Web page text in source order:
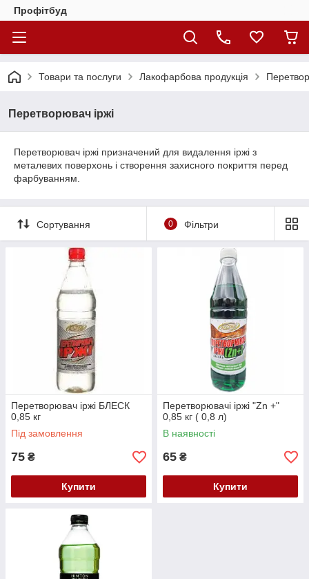
Профітбуд
Товари та послуги Лакофарбова продукція
Перетворювач іржі
Перетворювач іржі призначений для видалення іржі з
металевих поверхонь і створення захисного покриття перед
фарбуванням.
Сортування 0 Фільтри
Перетворювач іржі БЛЕСК
0,85 кг
Під замовлення
75 ₴
Купити
Перетворювачі іржі "Zn +"
0,85 кг ( 0,8 л)
В наявності
65 ₴
Купити